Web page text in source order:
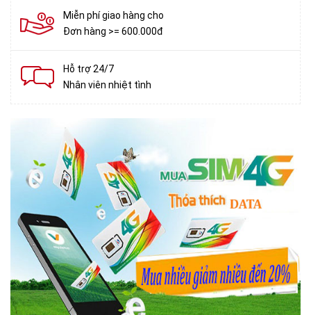
Miễn phí giao hàng cho
Đơn hàng >= 600.000đ
Hỗ trợ 24/7
Nhân viên nhiệt tình